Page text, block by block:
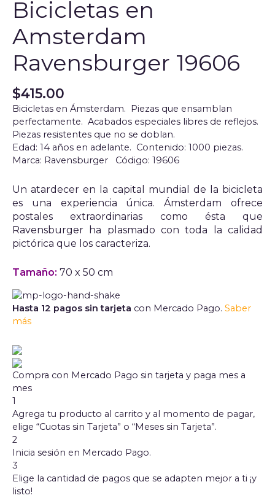
Bicicletas en
Amsterdam
Ravensburger 19606
$415.00
Bicicletas en Ámsterdam. Piezas que ensamblan
perfectamente. Acabados especiales libres de reflejos.
Piezas resistentes que no se doblan.
Edad: 14 años en adelante. Contenido: 1000 piezas.
Marca: Ravensburger Código: 19606
Un atardecer en la capital mundial de la bicicleta
es una experiencia única. Ámsterdam ofrece
postales extraordinarias como ésta que
Ravensburger ha plasmado con toda la calidad
pictórica que los caracteriza.
Tamaño: 70 x 50 cm
Hasta 12 pagos sin tarjeta con Mercado Pago. Saber
más
Compra con Mercado Pago sin tarjeta y paga mes a
mes
1
Agrega tu producto al carrito y al momento de pagar,
elige “Cuotas sin Tarjeta” o “Meses sin Tarjeta”.
2
Inicia sesión en Mercado Pago.
3
Elige la cantidad de pagos que se adapten mejor a ti ¡y
listo!